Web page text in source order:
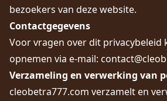
bezoekers van deze website.
Contactgegevens
Voor vragen over dit privacybeleid
opnemen via e-mail:
Verzameling en verwerking van
cleobetra777.com verzamelt en